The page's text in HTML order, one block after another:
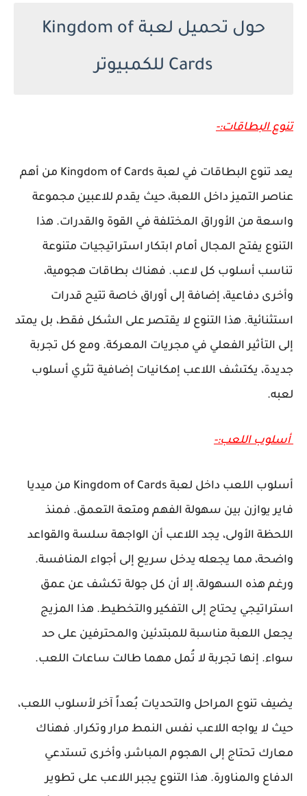
حول تحميل لعبة Kingdom of
Cards للكمبيوتر
تنوع البطاقات:-
يعد تنوع البطاقات في لعبة Kingdom of Cards من أهم
عناصر التميز داخل اللعبة، حيث يقدم للاعبين مجموعة
واسعة من الأوراق المختلفة في القوة والقدرات. هذا
التنوع يفتح المجال أمام ابتكار استراتيجيات متنوعة
تناسب أسلوب كل لاعب. فهناك بطاقات هجومية،
وأخرى دفاعية، إضافة إلى أوراق خاصة تتيح قدرات
استثنائية. هذا التنوع لا يقتصر على الشكل فقط، بل يمتد
إلى التأثير الفعلي في مجريات المعركة. ومع كل تجربة
جديدة، يكتشف اللاعب إمكانيات إضافية تثري أسلوب
لعبه.
أسلوب اللعب:-
أسلوب اللعب داخل لعبة Kingdom of Cards من ميديا
فاير يوازن بين سهولة الفهم ومتعة التعمق. فمنذ
اللحظة الأولى، يجد اللاعب أن الواجهة سلسة والقواعد
واضحة، مما يجعله يدخل سريع إلى أجواء المنافسة.
ورغم هذه السهولة، إلا أن كل جولة تكشف عن عمق
استراتيجي يحتاج إلى التفكير والتخطيط. هذا المزيج
يجعل اللعبة مناسبة للمبتدئين والمحترفين على حد
سواء. إنها تجربة لا تُمل مهما طالت ساعات اللعب.
يضيف تنوع المراحل والتحديات بُعداً آخر لأسلوب اللعب،
حيث لا يواجه اللاعب نفس النمط مرار وتكرار. فهناك
معارك تحتاج إلى الهجوم المباشر، وأخرى تستدعي
الدفاع والمناورة. هذا التنوع يجبر اللاعب على تطوير